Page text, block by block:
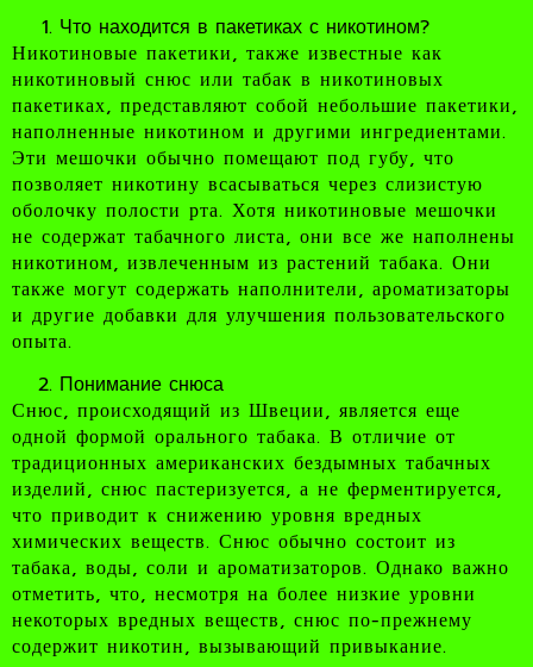
Что находится в пакетиках с никотином?
Никотиновые пакетики, также известные как
никотиновый снюс или табак в никотиновых
пакетиках, представляют собой небольшие пакетики,
наполненные никотином и другими ингредиентами.
Эти мешочки обычно помещают под губу, что
позволяет никотину всасываться через слизистую
оболочку полости рта. Хотя никотиновые мешочки
не содержат табачного листа, они все же наполнены
никотином, извлеченным из растений табака. Они
также могут содержать наполнители, ароматизаторы
и другие добавки для улучшения пользовательского
опыта.
Понимание снюса
Снюс, происходящий из Швеции, является еще
одной формой орального табака. В отличие от
традиционных американских бездымных табачных
изделий, снюс пастеризуется, а не ферментируется,
что приводит к снижению уровня вредных
химических веществ. Снюс обычно состоит из
табака, воды, соли и ароматизаторов. Однако важно
отметить, что, несмотря на более низкие уровни
некоторых вредных веществ, снюс по-прежнему
содержит никотин, вызывающий привыкание.